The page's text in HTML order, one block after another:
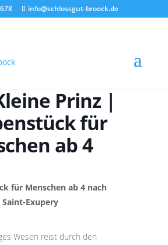
info@schlossgut-broock.de
Prinz |
für
ab 4
für Menschen ab 4 nach
Exupery
Wesen reist durch den